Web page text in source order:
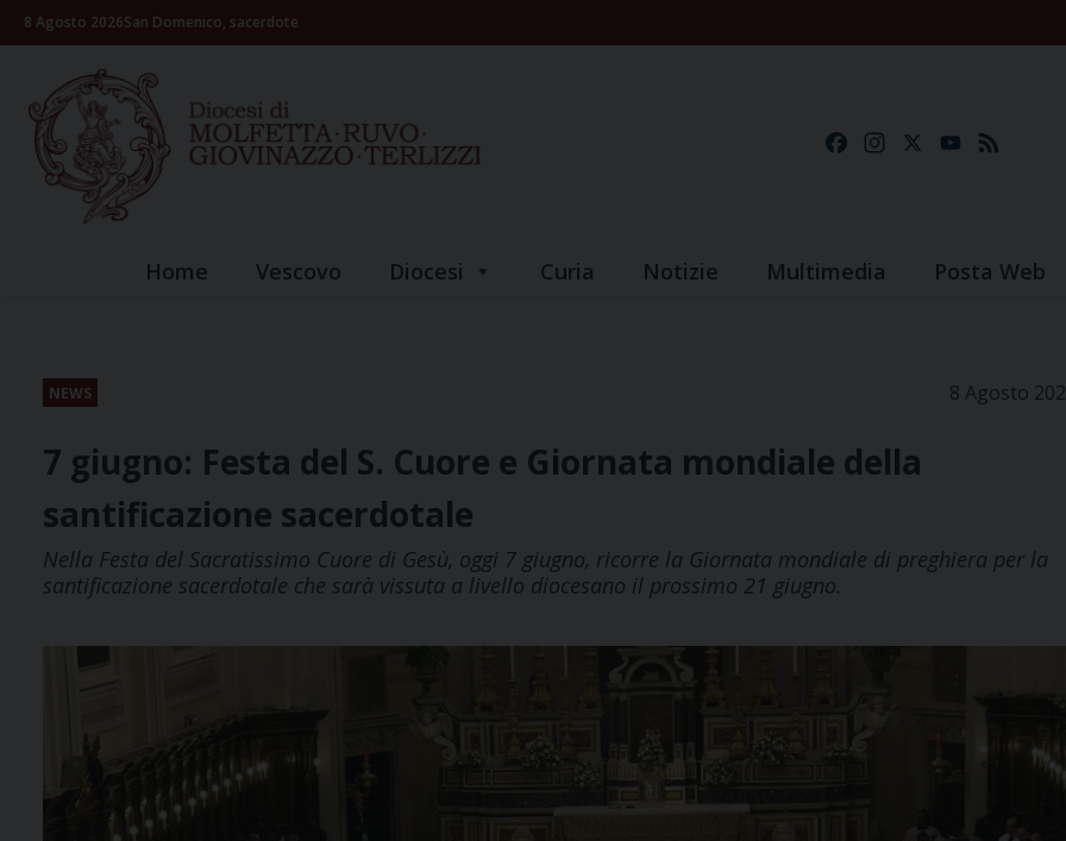
Skip8 Agosto 2026San Domenico, sacerdote
FacebookInstagramYouTube
Home Vescovo Diocesi Curia Notizie Multimedia Posta Web
NEWS 8 Agosto
7 giugno: Festa del S. Cuore e Giornata mondiale della
santificazione sacerdotale
Nella Festa del Sacratissimo Cuore di Gesù, oggi 7 giugno, ricorre la Giornata mondiale di preghiera per la
santificazione sacerdotale che sarà vissuta a livello diocesano il prossimo 21 giugno.